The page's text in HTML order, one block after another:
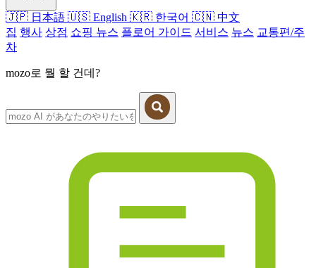
🇯🇵 日本語 🇺🇸 English 🇰🇷 한국어 🇨🇳 中文
집 행사 상점 쇼핑 뉴스 플로어 가이드 서비스 뉴스 교통편/주
차
mozo로 뭘 할 건데?